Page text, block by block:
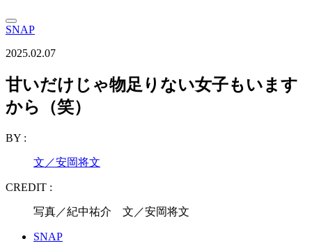
SNAP
2025.02.07
甘いだけじゃ物足りない女子もいます
から（笑）
BY :
文／安岡将文
CREDIT :
写真／紀中祐介 文／安岡将文
SNAP